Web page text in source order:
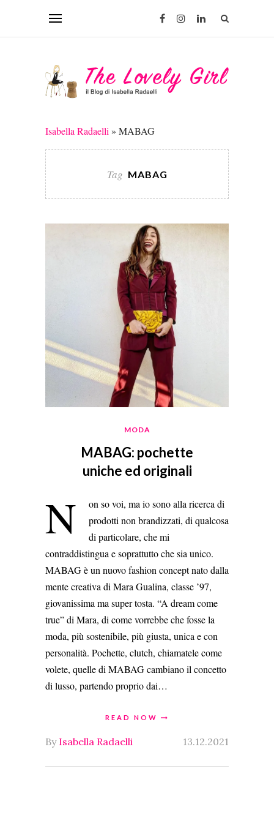
Isabella Radaelli » MABAG
Tag MABAG
MODA
MABAG: pochette
uniche ed originali
N
on so voi, ma io sono alla ricerca di
prodotti non brandizzati, di qualcosa
di particolare, che mi
contraddistingua e soprattutto che sia unico.
MABAG è un nuovo fashion concept nato dalla
mente creativa di Mara Gualina, classe ’97,
giovanissima ma super tosta. “A dream come
true” di Mara, di come vorrebbe che fosse la
moda, più sostenibile, più giusta, unica e con
personalità. Pochette, clutch, chiamatele come
volete, quelle di MABAG cambiano il concetto
di lusso, partendo proprio dai…
READ NOW
By Isabella Radaelli 13.12.2021